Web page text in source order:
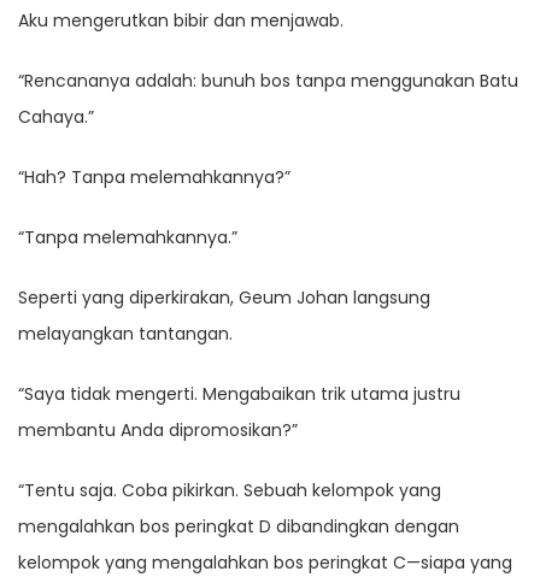
Aku mengerutkan bibir dan menjawab.
“Rencananya adalah: bunuh bos tanpa menggunakan Batu
Cahaya.”
“Hah? Tanpa melemahkannya?”
“Tanpa melemahkannya.”
Seperti yang diperkirakan, Geum Johan langsung
melayangkan tantangan.
“Saya tidak mengerti. Mengabaikan trik utama justru
membantu Anda dipromosikan?”
“Tentu saja. Coba pikirkan. Sebuah kelompok yang
mengalahkan bos peringkat D dibandingkan dengan
kelompok yang mengalahkan bos peringkat C—siapa yang